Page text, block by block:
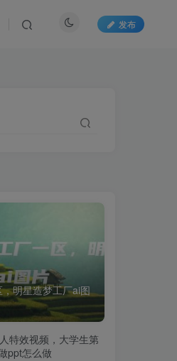
发布
明星造梦工厂ai图
特效视频，大学生第
ppt怎么做